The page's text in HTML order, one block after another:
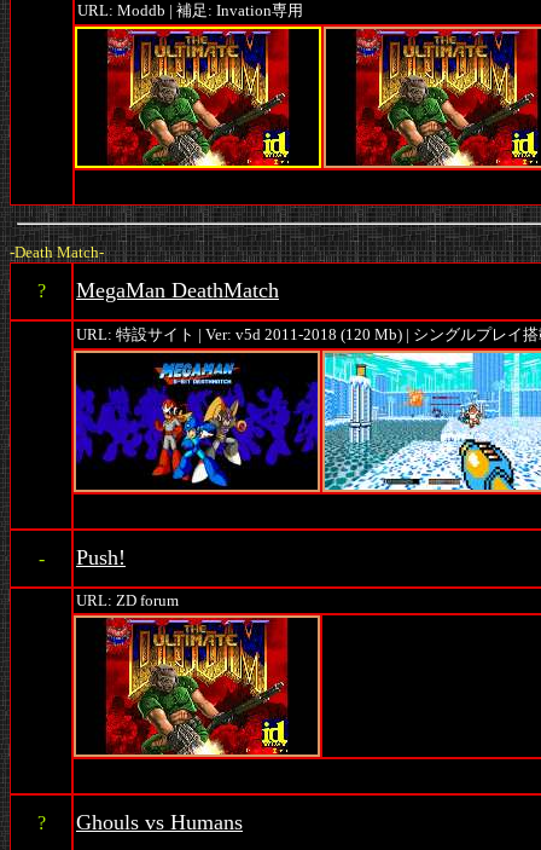
URL: Moddb | 補足: Invation専用
-Death Match-
? MegaMan DeathMatch
URL: 特設サイト | Ver: v5d 2011-2018 (120 Mb) | シングルプレイ
- Push!
URL: ZD forum
? Ghouls vs Humans